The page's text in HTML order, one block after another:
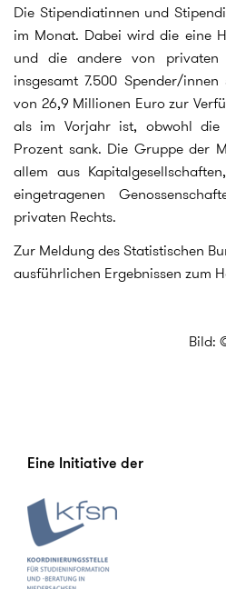
Die Stipendiatinnen und
im Monat. Dabei wird die eine
und die andere von privaten
insgesamt 7.500 Spender/
von 26,9 Millionen Euro zur
als im Vorjahr ist, obwohl
Prozent sank. Die Gruppe der
allem aus
eingetragenen
privaten Rechts.
Zur Meldung des Statistischen
ausführlichen Ergebnissen zum
Bild:
Eine Initiative der